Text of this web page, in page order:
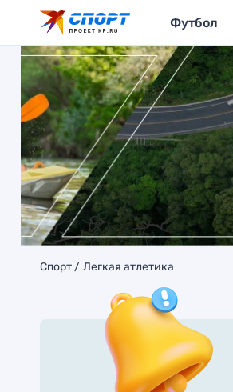
Футбол
Спорт Легкая атлетика